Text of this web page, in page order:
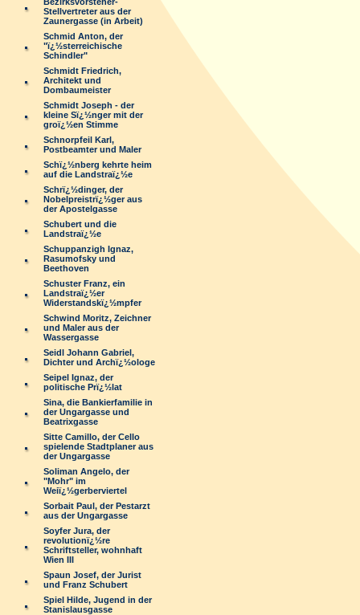
Stellvertreter aus der
Zaunergasse (in Arbeit)
Schmid Anton, der
"ï¿½sterreichische
Schindler"
Schmidt Friedrich,
Architekt und
Dombaumeister
Schmidt Joseph - der
kleine Sï¿½nger mit der
groï¿½en Stimme
Schnorpfeil Karl,
Postbeamter und Maler
Schï¿½nberg kehrte heim
auf die Landstraï¿½e
Schrï¿½dinger, der
Nobelpreistrï¿½ger aus
der Apostelgasse
Schubert und die
Landstraï¿½e
Schuppanzigh Ignaz,
Rasumofsky und
Beethoven
Schuster Franz, ein
Landstraï¿½er
Widerstandskï¿½mpfer
Schwind Moritz, Zeichner
und Maler aus der
Wassergasse
Seidl Johann Gabriel,
Dichter und Archï¿½ologe
Seipel Ignaz, der
politische Prï¿½lat
Sina, die Bankierfamilie in
der Ungargasse und
Beatrixgasse
Sitte Camillo, der Cello
spielende Stadtplaner aus
der Ungargasse
Soliman Angelo, der
"Mohr" im
Weiï¿½gerberviertel
Sorbait Paul, der Pestarzt
aus der Ungargasse
Soyfer Jura, der
revolutionï¿½re
Schriftsteller, wohnhaft
Wien III
Spaun Josef, der Jurist
und Franz Schubert
Spiel Hilde, Jugend in der
Stanislausgasse